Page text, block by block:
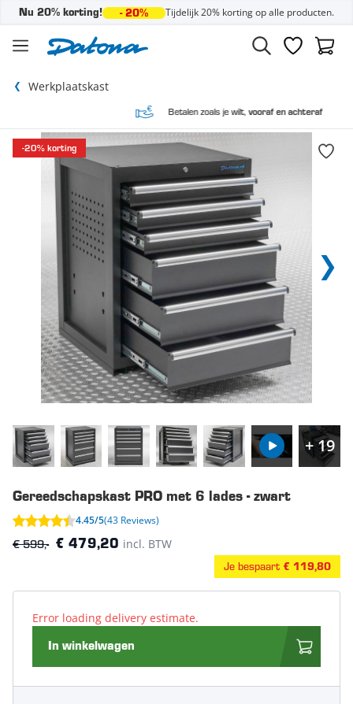
Nu 20% korting! - 20% Tijdelijk 20% korting op alle producten.
Verlanglijst
Werkplaatskast
Betalen zoals je wilt,vooraf en achteraf
-20% korting
+ 19
Gereedschapskast PRO met 6 lades - zwart
4.45/5(43 Reviews)
€ 599,- € 479,20 incl. BTW
Je bespaart € 119,80
Error loading delivery estimate.
In winkelwagen